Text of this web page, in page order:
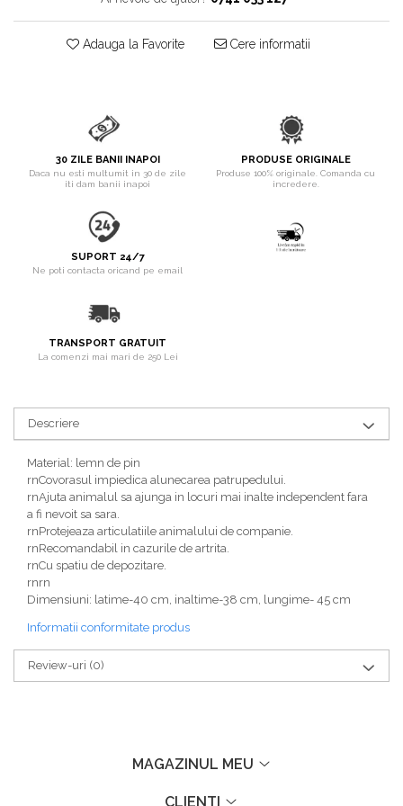
Dresaj & Sport
Adauga la Favorite Cere informatii
30 ZILE BANII INAPOI
Daca nu esti multumit in 30 de zile
iti dam banii inapoi
PRODUSE ORIGINALE
Produse 100% originale. Comanda cu
incredere.
SUPORT 24/7
Ne poti contacta oricand pe email
TRANSPORT GRATUIT
La comenzi mai mari de 250 Lei
Descriere
Material: lemn de pin
rnCovorasul impiedica alunecarea patrupedului.
rnAjuta animalul sa ajunga in locuri mai inalte independent fara
a fi nevoit sa sara.
rnProtejeaza articulatiile animalului de companie.
rnRecomandabil in cazurile de artrita.
rnCu spatiu de depozitare.
rnrn
Dimensiuni: latime-40 cm, inaltime-38 cm, lungime- 45 cm
Informatii conformitate produs
Review-uri (0)
MAGAZINUL MEU
CLIENTI